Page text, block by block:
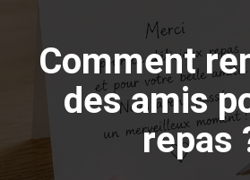
Comment
des amis
repas